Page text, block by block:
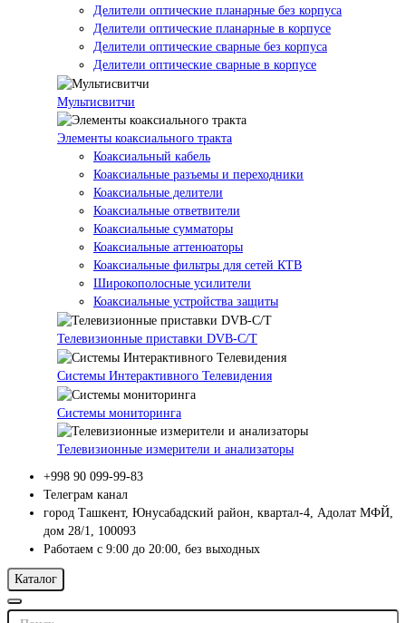
Делители оптические планарные без корпуса
Делители оптические планарные в корпусе
Делители оптические сварные без корпуса
Делители оптические сварные в корпусе
Мультисвитчи
Элементы коаксиального тракта
Коаксиальный кабель
Коаксиальные разъемы и переходники
Коаксиальные делители
Коаксиальные ответвители
Коаксиальные сумматоры
Коаксиальные аттенюаторы
Коаксиальные фильтры для сетей КТВ
Широкополосные усилители
Коаксиальные устройства защиты
Телевизионные приставки DVB-C/T
Системы Интерактивного Телевидения
Системы мониторинга
Телевизионные измерители и анализаторы
+998 90 099-99-83
Телеграм канал
город Ташкент, Юнусабадский район, квартал-4, Адолат МФЙ,
дом 28/1, 100093
Работаем с 9:00 до 20:00, без выходных
Каталог